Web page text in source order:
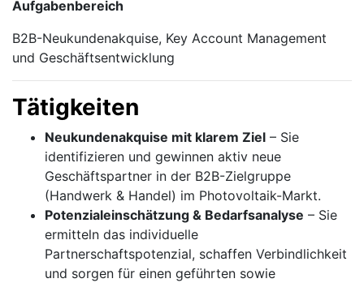
Aufgabenbereich
B2B-Neukundenakquise, Key Account Management
und Geschäftsentwicklung
Tätigkeiten
Neukundenakquise mit klarem Ziel – Sie
identifizieren und gewinnen aktiv neue
Geschäftspartner in der B2B-Zielgruppe
(Handwerk & Handel) im Photovoltaik-Markt.
Potenzialeinschätzung & Bedarfsanalyse – Sie
ermitteln das individuelle
Partnerschaftspotenzial, schaffen Verbindlichkeit
und sorgen für einen geführten sowie